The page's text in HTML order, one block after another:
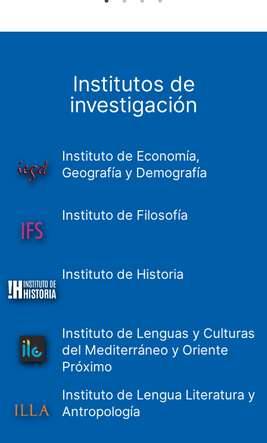
Institutos de
investigación
Instituto de Economía,
Geografía y Demografía
Instituto de Filosofía
Instituto de Historia
Instituto de Lenguas y Culturas
del Mediterráneo y Oriente
Próximo
Instituto de Lengua Literatura y
Antropología